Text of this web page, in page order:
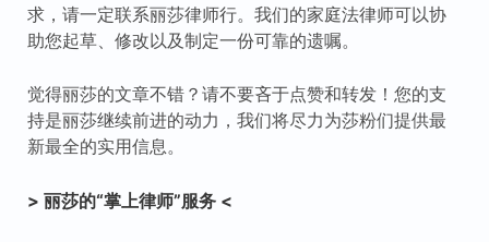
求，请一定联系丽莎律师行。我们的家庭法律师可以协
助您起草、修改以及制定一份可靠的遗嘱。
觉得丽莎的文章不错？请不要吝于点赞和转发！您的支
持是丽莎继续前进的动力，我们将尽力为莎粉们提供最
新最全的实用信息。
> 丽莎的“掌上律师”服务 <